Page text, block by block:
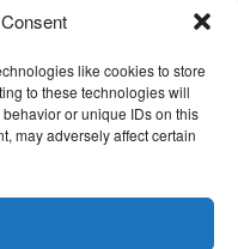
like cookies to store
to these technologies will
or unique IDs on this
may adversely affect certain